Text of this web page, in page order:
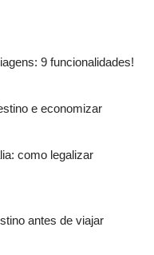
9 funcionalidades!
e economizar
como legalizar
antes de viajar